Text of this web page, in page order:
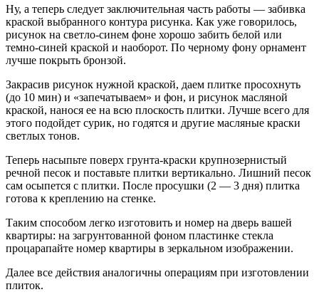
Ну, а теперь следует заключительная часть рабо­ты — забивка
краской выбранного контура рисунка. Как уже говорилось,
рисунок на светло-синем фоне хорошо забить белой или
темно-синей краской и на­оборот. По черному фону орнамент
лучше покрыть бронзой.
Закрасив рисунок нужной краской, даем плитке просохнуть
(до 10 мин) и «запечатываем» и фон, и ри­сунок масляной
краской, нанося ее на всю плоскость плитки. Лучше всего для
этого подойдет сурик, но го­дятся и другие масляные краски
светлых тонов.
Теперь насыпьте поверх грунта-краски крупно­зернистый
речной песок и поставьте плитки верти­кально. Лишний песок
сам осыпется с плитки. После просушки (2 — 3 дня) плитка
готова к креплению на стенке.
Таким способом легко изготовить и номер на дверь вашей
квартиры: на загрунтованной фоном пластинке стекла
процарапайте номер квартиры в зеркальном изображении.
Далее все действия аналогичны операциям при из­готовлении
плиток.